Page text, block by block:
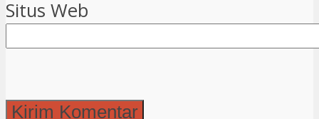
Situs Web